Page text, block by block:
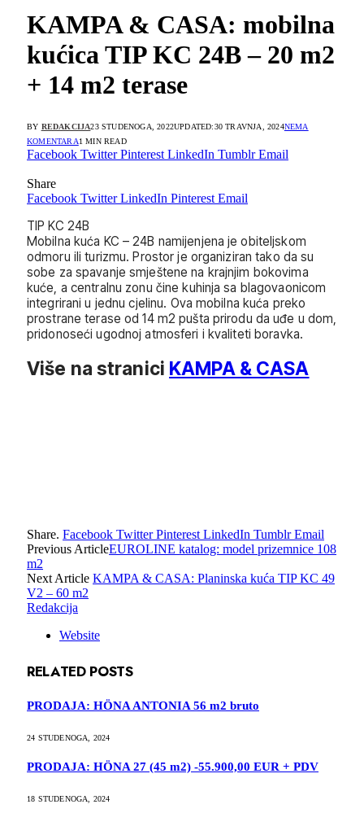
KAMPA & CASA: mobilna
kućica TIP KC 24B – 20 m2
+ 14 m2 terase
BY REDAKCIJA23 STUDENOGA, 2022UPDATED:30 TRAVNJA, 2024NEMA
KOMENTARA1 MIN READ
Facebook Twitter Pinterest LinkedIn Tumblr Email
Share
Facebook Twitter LinkedIn Pinterest Email
TIP KC 24B
Mobilna kuća KC – 24B namijenjena je obiteljskom
odmoru ili turizmu. Prostor je organiziran tako da su
sobe za spavanje smještene na krajnjim bokovima
kuće, a centralnu zonu čine kuhinja sa blagovaonicom
integrirani u jednu cjelinu. Ova mobilna kuća preko
prostrane terase od 14 m2 pušta prirodu da uđe u dom,
pridonoseći ugodnoj atmosferi i kvaliteti boravka.
Više na stranici KAMPA & CASA
Share. Facebook Twitter Pinterest LinkedIn Tumblr Email
Previous ArticleEUROLINE katalog: model prizemnice 108
m2
Next Article KAMPA & CASA: Planinska kuća TIP KC 49
V2 – 60 m2
Redakcija
Website
RELATED POSTS
PRODAJA: HÖNA ANTONIA 56 m2 bruto
24 STUDENOGA, 2024
PRODAJA: HÖNA 27 (45 m2) -55.900,00 EUR + PDV
18 STUDENOGA, 2024